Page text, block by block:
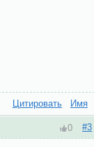
Цитировать Имя
#3
0